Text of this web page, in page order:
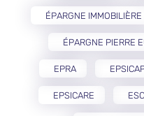
ÉPARGNE IMMOBILIÈRE
ÉPARGNE PIERRE
EPRA
EPSICARE